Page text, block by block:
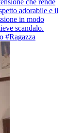
adorabile e il
in modo
scandalo.
#Ragazza